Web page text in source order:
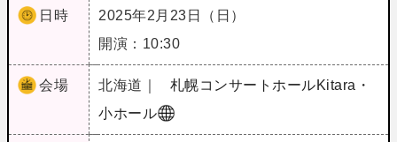
日時
2025年2月23日（日）
開演：10:30
会場 北海道｜
札幌コンサートホールKitara・
小ホール